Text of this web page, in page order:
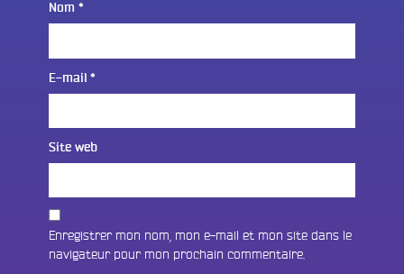
Nom *
E-mail *
Site web
Enregistrer mon nom, mon e-mail et mon site dans le
navigateur pour mon prochain commentaire.